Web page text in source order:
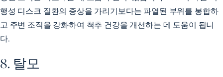
행성 디스크 질환의 증상을 가리기보다는 파열된 부위를 봉합하
고 주변 조직을 강화하여 척추 건강을 개선하는 데 도움이 됩니
다.
8. 탈모